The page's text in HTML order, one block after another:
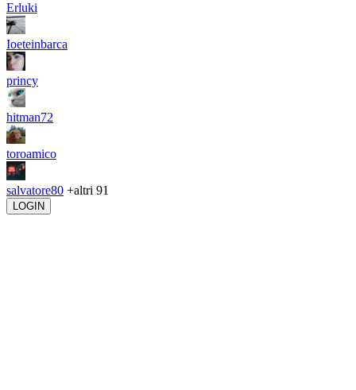
Erluki
Ioeteinbarca
princy
hitman72
toroamico
salvatore80 +altri 91
LOGIN